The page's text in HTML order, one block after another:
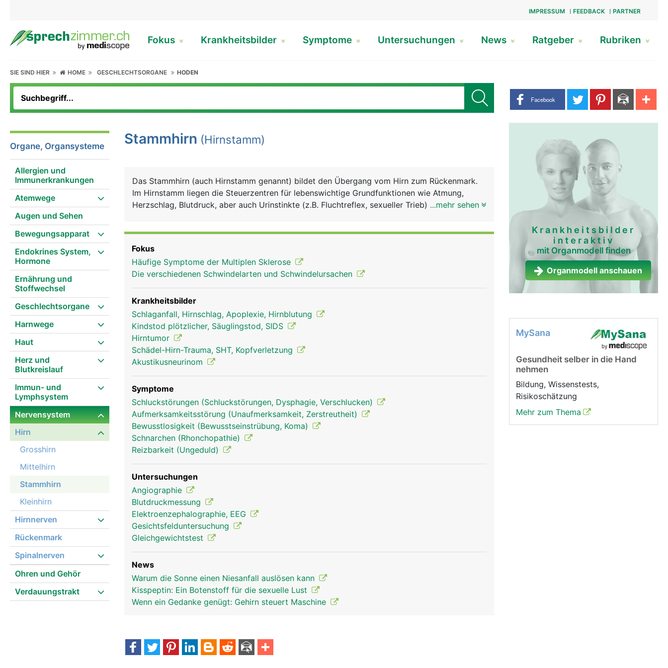
IMPRESSUM FEEDBACK PARTNER
Fokus Krankheitsbilder Symptome Untersuchungen News Ratgeber Rubriken
SIE SIND HIER HOME GESCHLECHTSORGANE HODEN
Share buttons
Facebook
Organe, Organsysteme
Allergien und
Immunerkrankungen
Atemwege
Augen und Sehen
Bewegungsapparat
Endokrines System,
Hormone
Ernährung und
Stoffwechsel
Geschlechtsorgane
Harnwege
Haut
Herz und
Blutkreislauf
Immun- und
Lymphsystem
Nervensystem
Hirn
Grosshirn
Mittelhirn
Stammhirn
Kleinhirn
Hirnnerven
Rückenmark
Spinalnerven
Ohren und Gehör
Verdauungstrakt
Stammhirn (Hirnstamm)
Das Stammhirn (auch Hirnstamm genannt) bildet den Übergang vom Hirn zum Rückenmark.
Im Hirnstamm liegen die Steuerzentren für lebenswichtige Grundfunktionen wie Atmung,
Herzschlag, Blutdruck, aber auch Urinstinkte (z.B. Fluchtreflex, sexueller Trieb) sowie Reflexe
Stammhirn Frau Stammhirn Mann
...mehr sehen
Fokus
Häufige Symptome der Multiplen Sklerose
Die verschiedenen Schwindelarten und Schwindelursachen
Krankheitsbilder
Schlaganfall, Hirnschlag, Apoplexie, Hirnblutung
Kindstod plötzlicher, Säuglingstod, SIDS
Hirntumor
Schädel-Hirn-Trauma, SHT, Kopfverletzung
Akustikusneurinom
Symptome
Schluckstörungen (Schluckstörungen, Dysphagie, Verschlucken)
Aufmerksamkeitsstörung (Unaufmerksamkeit, Zerstreutheit)
Bewusstlosigkeit (Bewusstseinstrübung, Koma)
Schnarchen (Rhonchopathie)
Reizbarkeit (Ungeduld)
Untersuchungen
Angiographie
Blutdruckmessung
Elektroenzephalographie, EEG
Gesichtsfelduntersuchung
Gleichgewichtstest
News
Warum die Sonne einen Niesanfall auslösen kann
Kisspeptin: Ein Botenstoff für die sexuelle Lust
Wenn ein Gedanke genügt: Gehirn steuert Maschine
Krankheitsbilder
interaktiv
mit Organmodell finden
Organmodell anschauen
MySana
Gesundheit selber in die Hand
nehmen
Bildung, Wissenstests,
Risikoschätzung
Mehr zum Thema